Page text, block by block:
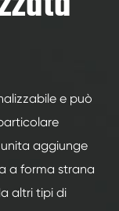
e può
aggiunge
a forma strana
altri tipi di